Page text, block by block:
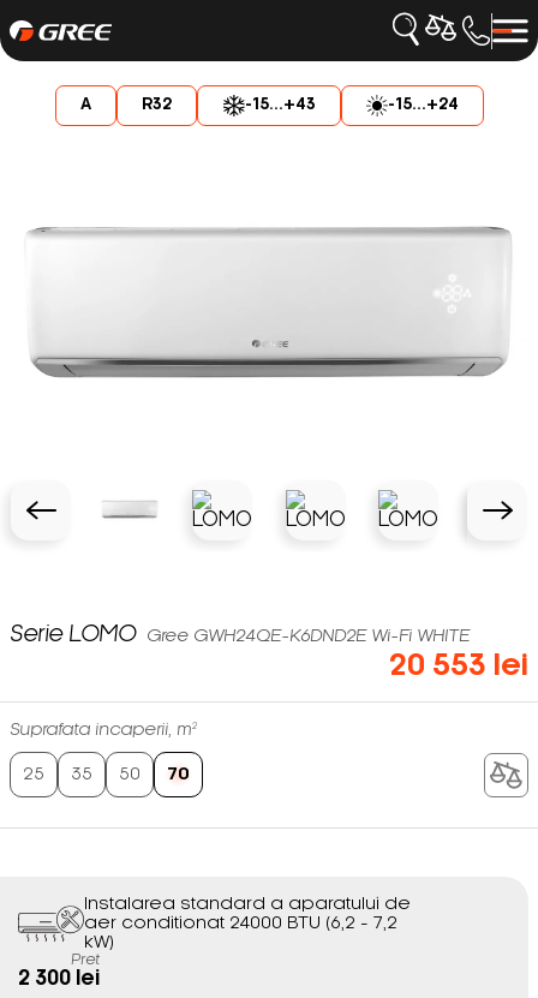
Serie LOMO Gree GWH24QE-K6DND2E Wi-Fi WHITE
20 553 lei
Suprafata incaperii, m²
25 35 50 70
Instalarea standard a aparatului de
aer conditionat 24000 BTU (6,2 - 7,2
kW)
Pret
2 300 lei
A R32 -15...+43 -15...+24